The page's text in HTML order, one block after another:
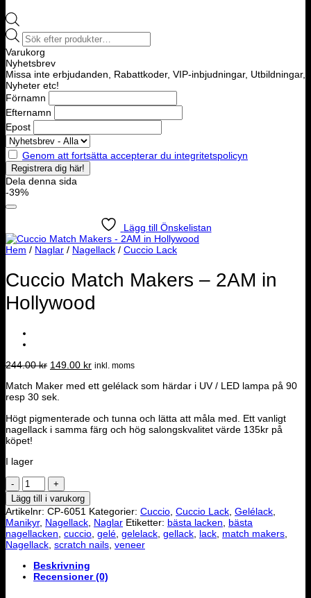
Products
search
Varukorg
Nyhetsbrev
Missa inte erbjudanden, Rabattkoder, VIP-inbjudningar, Utbildningar,
Nyheter etc!
Förnamn
Efternamn
Epost
Genom att fortsätta accepterar du integritetspolicyn
Dela denna sida
-39%
Lägg till Önskelistan
Hem / Naglar / Nagellack / Cuccio Lack
Cuccio Match Makers – 2AM in
Hollywood
244.00kr Det
priset
var:
149.00 krDet
priset
inkl. moms
Match Maker med ett gelélack som härdar i UV / LED lampa på 90
resp 30 sek.
Högt pigmenterade och tunna och lätta att måla med. Ett vanligt
nagellack i samma färg och hög salongskvalitet värde 135kr på
köpet!
I lager
Cuccio
Match
Makers
-
2AM
in
Hollywood
Lägg till i varukorg
Artikelnr: CP-6051 Kategorier: Cuccio Cuccio Lack Gelélack
Manikyr, Nagellack Naglar Etiketter: bästa lacken
bästa
nagellacken cuccio gelé gelelack gellack lack match makers
Nagellack scratch nails veneer
Beskrivning
Recensioner (0)